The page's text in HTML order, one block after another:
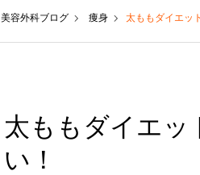
美容外科ブログ 痩身 太ももダイエッ
太ももダイエッ
い！